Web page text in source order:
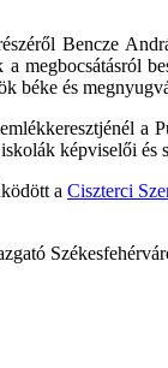
Bencze
a megbocsátásról
béke és
a
képviselői és
a Ciszterci